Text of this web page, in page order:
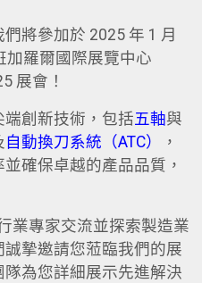
將參加於 2025 年 1 月
加羅爾國際展覽中心
展會！
創新技術，包括五軸與
自動換刀系統（ATC）
，
確保卓越的產品品質，
業專家交流並探索製造業
摯邀請您蒞臨我們的展
為您詳細展示先進解決